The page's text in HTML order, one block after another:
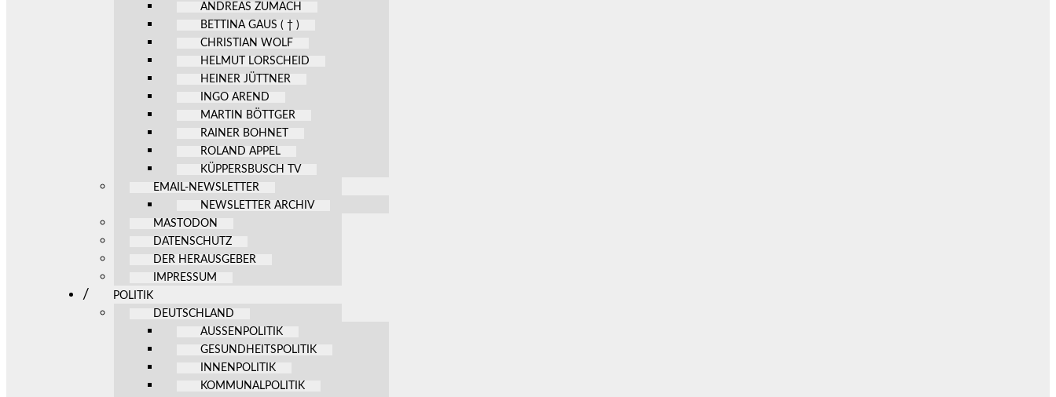
ANDREAS ZUMACH
BETTINA GAUS ( † )
CHRISTIAN WOLF
HELMUT LORSCHEID
HEINER JÜTTNER
INGO AREND
MARTIN BÖTTGER
RAINER BOHNET
ROLAND APPEL
KÜPPERSBUSCH TV
EMAIL-NEWSLETTER
NEWSLETTER ARCHIV
MASTODON
DATENSCHUTZ
DER HERAUSGEBER
IMPRESSUM
POLITIK
DEUTSCHLAND
AUSSENPOLITIK
GESUNDHEITSPOLITIK
INNENPOLITIK
KOMMUNALPOLITIK